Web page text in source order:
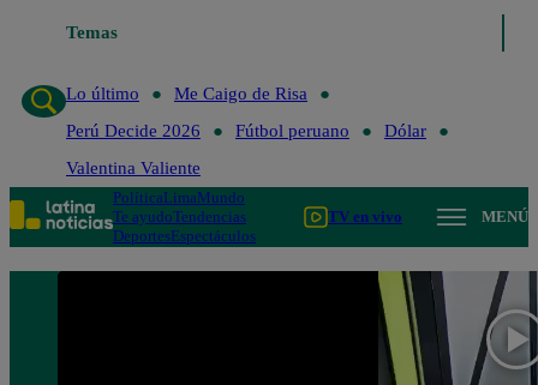
Temas
Lo último
Me Caigo de Risa
Perú Decide 2026
Fútbol peruano
Dólar
Valentina Valiente
PolíticaLimaMundo
Te ayudoTendencias
DeportesEspectáculos
TV en vivo MENÚ